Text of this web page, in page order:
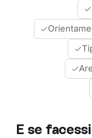
E se